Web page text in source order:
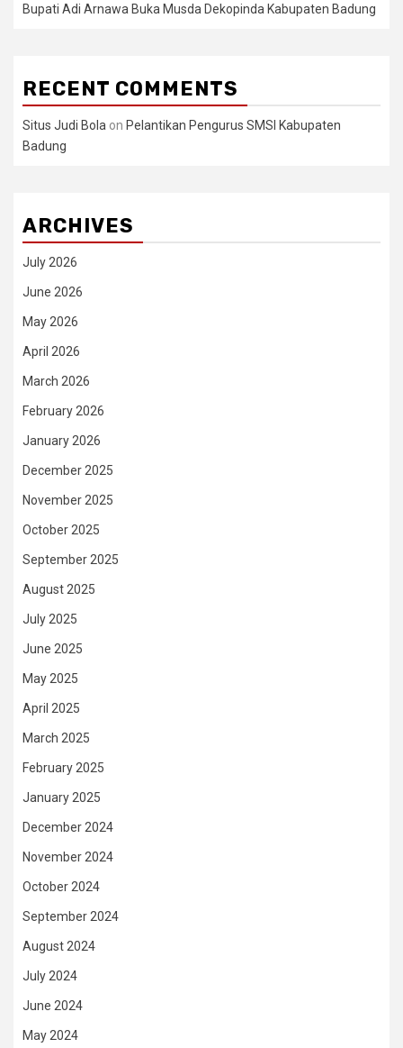
Bupati Adi Arnawa Buka Musda Dekopinda Kabupaten Badung
RECENT COMMENTS
Situs Judi Bola on Pelantikan Pengurus SMSI Kabupaten
Badung
ARCHIVES
July 2026
June 2026
May 2026
April 2026
March 2026
February 2026
January 2026
December 2025
November 2025
October 2025
September 2025
August 2025
July 2025
June 2025
May 2025
April 2025
March 2025
February 2025
January 2025
December 2024
November 2024
October 2024
September 2024
August 2024
July 2024
June 2024
May 2024